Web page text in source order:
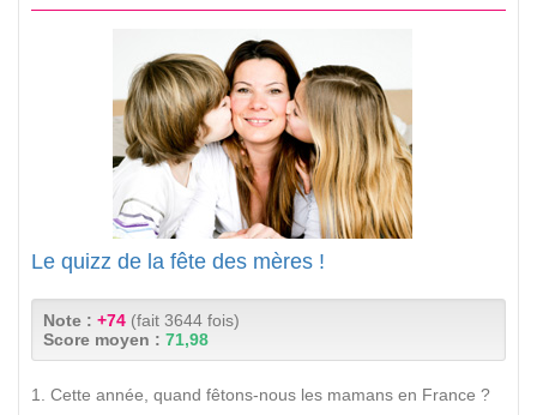
Le quizz de la fête des mères !
Note : +74 (fait 3644 fois)
Score moyen : 71,98
1. Cette année, quand fêtons-nous les mamans en France ?